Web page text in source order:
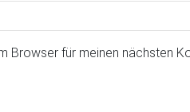
Browser für meinen nächsten